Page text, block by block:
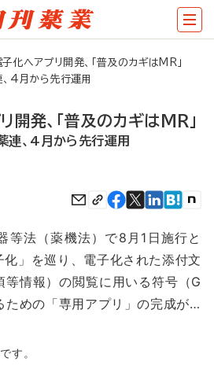
化へアプリ開発、「普及のカギはMR」
4月から先行運用
開発、「普及のカギはMR」
、4月から先行運用
法（薬機法）で8月1日施行と
」を巡り、電子化された添付文
情報）の閲覧に用いる符号（G
ための「専用アプリ」の完成が…
す。